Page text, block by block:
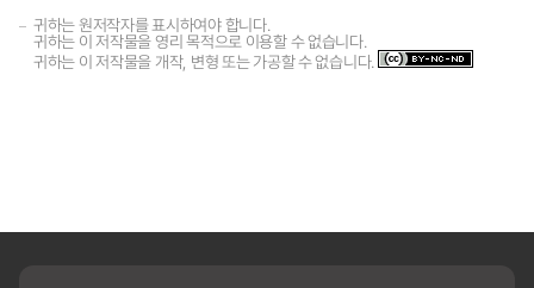
귀하는 원저작자를 표시하여야 합니다.
귀하는 이 저작물을 영리 목적으로 이용할 수 없습니다.
귀하는 이 저작물을 개작, 변형 또는 가공할 수 없습니다.